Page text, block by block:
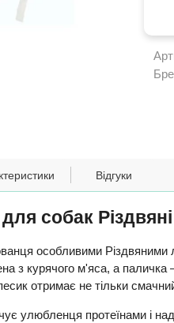
Відгуки
собак
особливими Різдвяними
з курячого м'яса, а паличка
отримає не тільки
улюбленця протеїнами і